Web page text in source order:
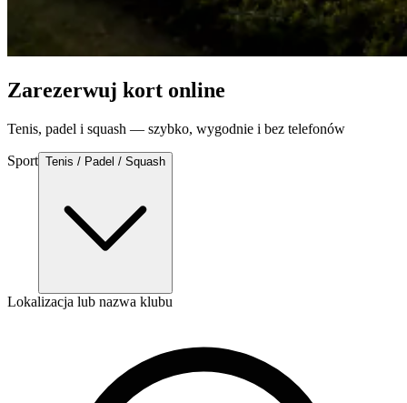
Zarezerwuj kort online
Tenis, padel i squash — szybko, wygodnie i bez telefonów
Sport Tenis / Padel / Squash
Lokalizacja lub nazwa klubu